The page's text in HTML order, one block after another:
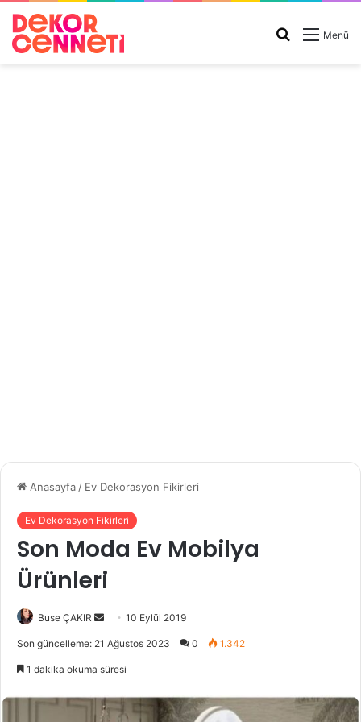
Menü
Arama
Anasayfa / Ev Dekorasyon Fikirleri
Ev Dekorasyon Fikirleri
Son Moda Ev Mobilya
Ürünleri
Buse ÇAKIR
e
-
p
10 Eylül 2019
Son güncelleme: 21 Ağustos 2023 0 1.342
1 dakika okuma süresi